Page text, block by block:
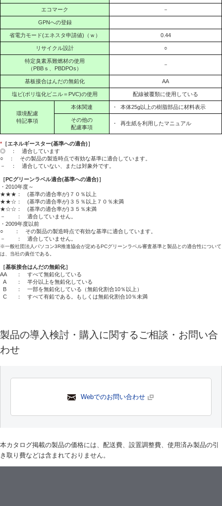
エコマーク －
GPNへの登録
省電力モード(エネスタ申請値)（ｗ） 0.44
リサイクル設計 ○
特定臭素系難燃材の使用
（PBBｓ、PBDPOs）
－
基板接合はんだの無鉛化 AA
塩ビ(ポリ塩化ビニル＝PVC)の使用 配線被覆類に使用している
環境配慮
特記事項
本体関連 ・ 本体25g以上の樹脂部品に材料表示
その他の
配慮事項
・ 再生紙を利用したマニュアル
* ［エネルギースター(基準への適合)］
◎ ： 適合しています
○ ： その製品の製造時点で有効な基準に適合しています。
－ ： 適合していない、または対象外です。
［PCグリーンラベル適合(基準への適合)］
・2010年度～
★★★： (基準の適合率が)７０％以上
★★☆： (基準の適合率が)３５％以上７０％未満
★☆☆： (基準の適合率が)３５％未満
－ ： 適合していません。
・2009年度以前
○ ： その製品の製造時点で有効な基準に適合しています。
－ ： 適合していません。
※一般社団法人パソコン3R推進協会が定めるPCグリーンラベル審査基準と製品との適合性について
は、当社の責任である。
［基板接合はんだの無鉛化］
AA
： すべて無鉛化している
A
： 半分以上を無鉛化している
B
： 一部を無鉛化している（無鉛化割合10％以上）
C
： すべて有鉛である。もしくは無鉛化割合10％未満
製品の導入検討・購入に関するご相談・お問い合
わせ
Webでのお問い合わせ
本カタログ掲載の製品の価格には、配送費、設置調整費、使用済み製品の引
き取り費などは含まれておりません。